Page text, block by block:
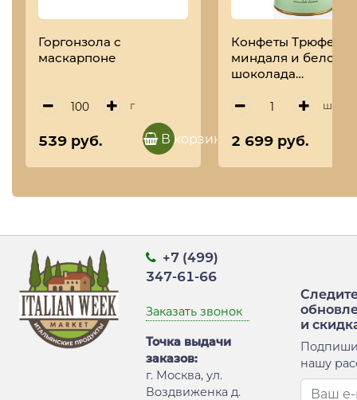
Горгонзола с
маскарпоне
г
539 руб. В корзину
Конфеты Трюфель
миндаля и белого
шоколада
TORRONERIA
(туба)
шт
2 699 руб.
+7 (499)
347-61-66
Заказать звонок
Точка выдачи
заказов:
г. Москва, ул.
Воздвиженка д.
и
нашу